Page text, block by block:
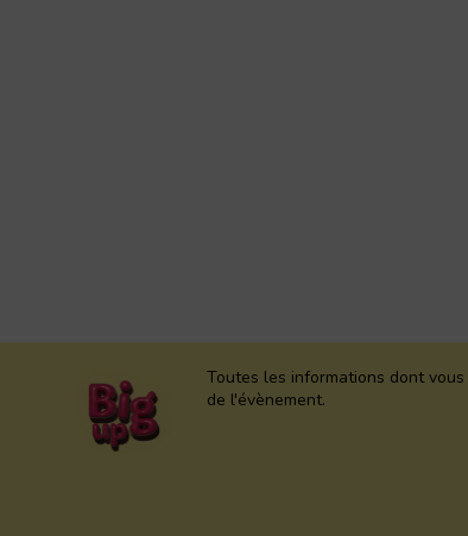
Toutes les informations dont
de l'évènement.